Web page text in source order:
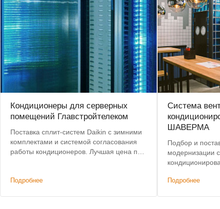
Кондиционеры для серверных
помещений Главстройтелеком
Поставка сплит-систем Daikin с зимними
комплектами и системой согласования
работы кондиционеров. Лучшая цена по
Подробнее
Система
ШАВЕРМА
Подбор и
модернизации
Подробнее